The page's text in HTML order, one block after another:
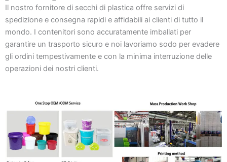
Il nostro fornitore di secchi di plastica offre servizi di
spedizione e consegna rapidi e affidabili ai clienti di tutto il
mondo. I contenitori sono accuratamente imballati per
garantire un trasporto sicuro e noi lavoriamo sodo per evadere
gli ordini tempestivamente e con la minima interruzione delle
operazioni dei nostri clienti.